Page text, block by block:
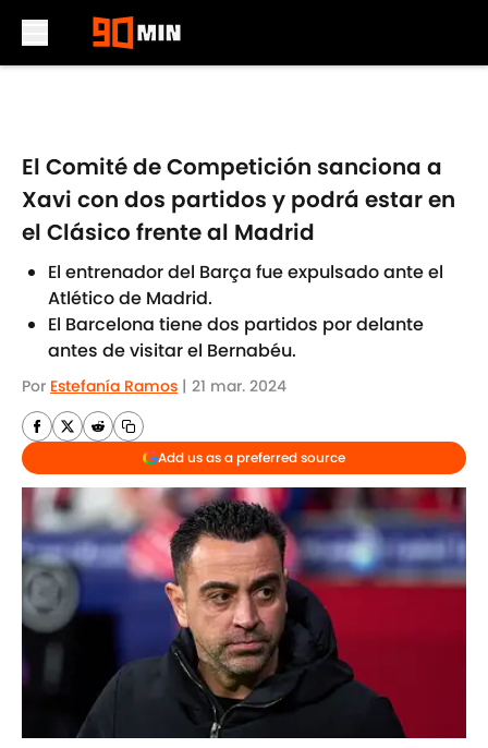
El Comité de Competición sanciona a
Xavi con dos partidos y podrá estar en
el Clásico frente al Madrid
El entrenador del Barça fue expulsado ante el
Atlético de Madrid.
El Barcelona tiene dos partidos por delante
antes de visitar el Bernabéu.
Por Estefanía Ramos | 21 mar. 2024
Add us as a preferred source